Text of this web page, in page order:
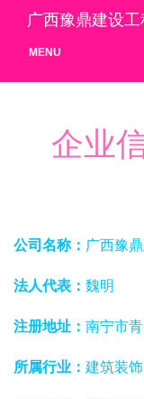
广西豫鼎建设工
MENU
企业
公司名称： 广西豫
法人代表： 魏明
注册地址： 南宁市
所属行业： 建筑装